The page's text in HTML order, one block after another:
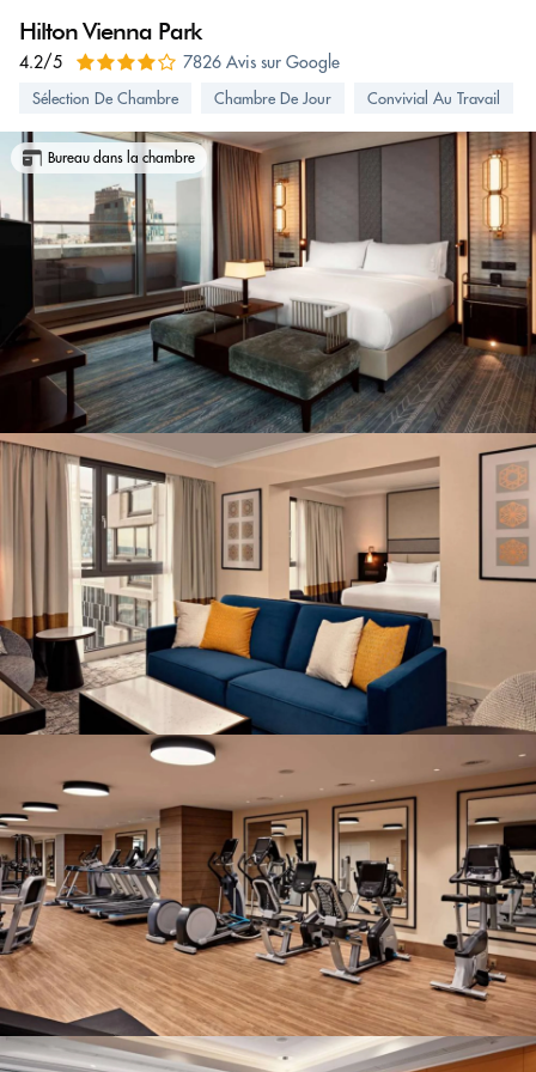
Hilton Vienna Park
4.2/5 7826 Avis sur Google
Sélection De Chambre Chambre De Jour Convivial Au Travail
Bureau dans la chambre